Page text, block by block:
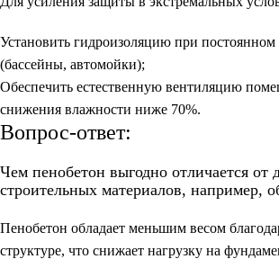
Установить гидроизоляцию при постоянном
(бассейны, автомойки);
Обеспечить естественную вентиляцию
снижения влажности ниже 70%.
Вопрос-ответ:
Чем пенобетон выгодно отличается от
строительных материалов, например,
Пенобетон обладает меньшим весом
структуре, что снижает нагрузку на